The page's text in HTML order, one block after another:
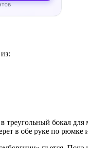
треугольный бокал
в обе руке по рюмке